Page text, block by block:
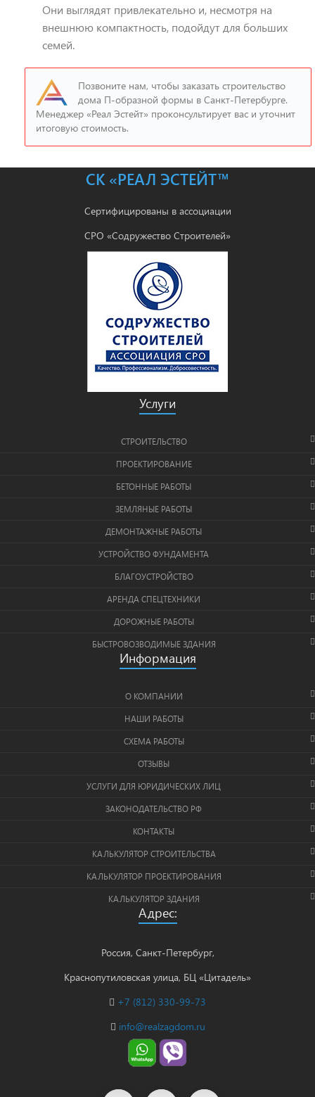
Они выглядят привлекательно и, несмотря на
внешнюю компактность, подойдут для больших
семей.
Позвоните нам, чтобы заказать строительство
дома П-образной формы в Санкт-Петербурге.
Менеджер «Реал Эстейт» проконсультирует вас и уточнит
итоговую стоимость.
СК «РЕАЛ ЭСТЕЙТ™
Сертифицированы в ассоциации
СРО «Содружество Строителей»
Услуги
СТРОИТЕЛЬСТВО
ПРОЕКТИРОВАНИЕ
БЕТОННЫЕ РАБОТЫ
ЗЕМЛЯНЫЕ РАБОТЫ
ДЕМОНТАЖНЫЕ РАБОТЫ
УСТРОЙСТВО ФУНДАМЕНТА
БЛАГОУСТРОЙСТВО
АРЕНДА СПЕЦТЕХНИКИ
ДОРОЖНЫЕ РАБОТЫ
БЫСТРОВОЗВОДИМЫЕ ЗДАНИЯ
Информация
О КОМПАНИИ
НАШИ РАБОТЫ
СХЕМА РАБОТЫ
ОТЗЫВЫ
УСЛУГИ ДЛЯ ЮРИДИЧЕСКИХ ЛИЦ
ЗАКОНОДАТЕЛЬСТВО РФ
КОНТАКТЫ
КАЛЬКУЛЯТОР СТРОИТЕЛЬСТВА
КАЛЬКУЛЯТОР ПРОЕКТИРОВАНИЯ
КАЛЬКУЛЯТОР ЗДАНИЯ
Адрес:
Россия, Санкт-Петербург,
Краснопутиловская улица, БЦ «Цитадель»
+7 (812) 330-99-73
info@realzagdom.ru